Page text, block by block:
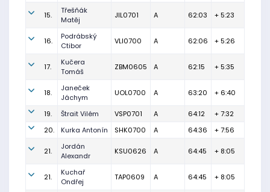
15.
Třešňák
Matěj
JIL0701 A 62:03 + 5:23
16.
Podrábský
Ctibor
VLI0700 A 62:06 + 5:26
17.
Kučera
Tomáš
ZBM0605 A 62:15 + 5:35
18.
Janeček
Jáchym
UOL0700 A 63:20 + 6:40
19. Štrait Vilém VSP0701 A 64:12
+ 7:32
20.
Kurka Antonín SHK0700 A 64:36 + 7:56
21.
Jordán
Alexandr
KSU0626 A 64:45 + 8:05
21.
Kuchař
Ondřej
TAP0609 A 64:45 + 8:05